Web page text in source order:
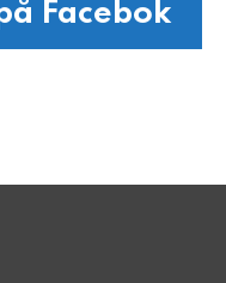
Facebok